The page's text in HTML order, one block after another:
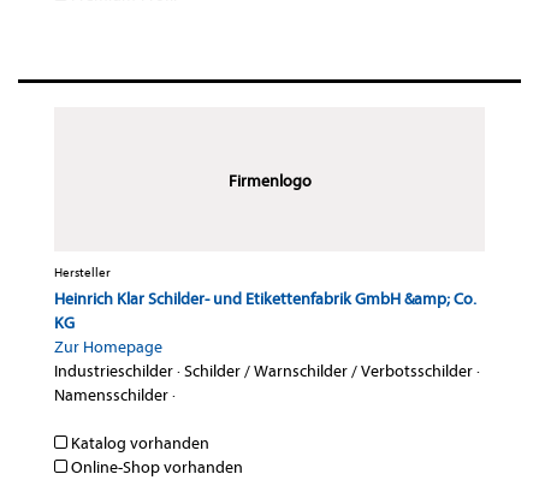
Firmenlogo
Hersteller
Heinrich Klar Schilder- und Etikettenfabrik GmbH &amp; Co.
KG
Zur Homepage
Industrieschilder·Schilder / Warnschilder / Verbotsschilder·
Namensschilder·
Katalog vorhanden
Online-Shop vorhanden